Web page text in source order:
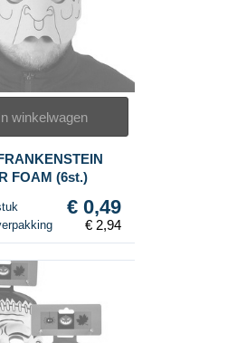
winkelwagen
FOAM (6st.)
€ 0,49
€ 2,94